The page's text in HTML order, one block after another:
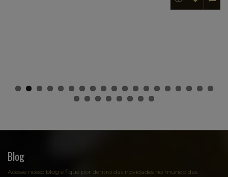
Blog
Acesse nosso blog e fique por dentro das novidades no mundo das